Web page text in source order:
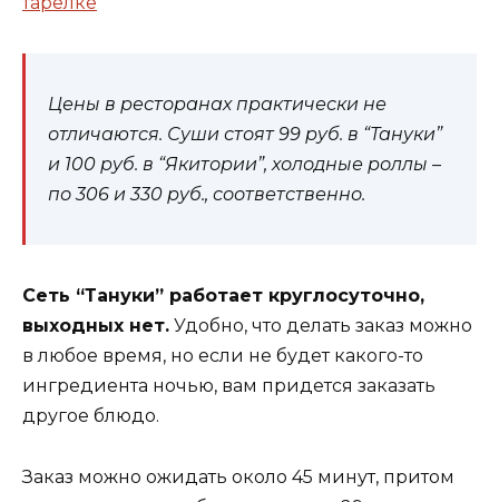
Цены в ресторанах практически не
отличаются. Суши стоят 99 руб. в “Тануки”
и 100 руб. в “Якитории”, холодные роллы –
по 306 и 330 руб., соответственно.
Сеть “Тануки” работает круглосуточно,
выходных нет. Удобно, что делать заказ можно
в любое время, но если не будет какого-то
ингредиента ночью, вам придется заказать
другое блюдо.
Заказ можно ожидать около 45 минут, притом